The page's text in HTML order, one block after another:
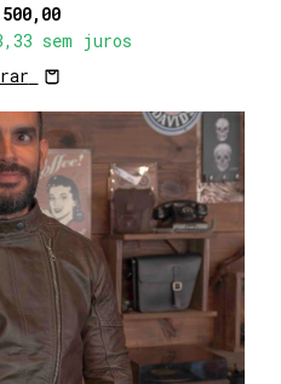
sem juros